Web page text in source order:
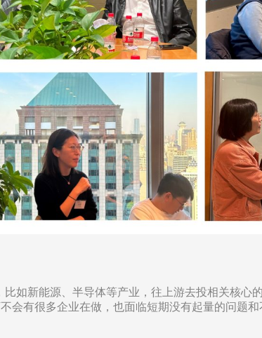
如新能源、半导体等产业，往上游去投相关核
会有很多企业在做，也面临短期没有起量的问题